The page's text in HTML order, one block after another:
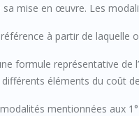
sa mise en œuvre. Les
à partir de laquelle
formule représentative
éléments du coût
mentionnées aux 1°